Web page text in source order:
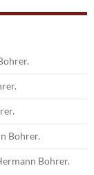
Bohrer.
Bohrer.